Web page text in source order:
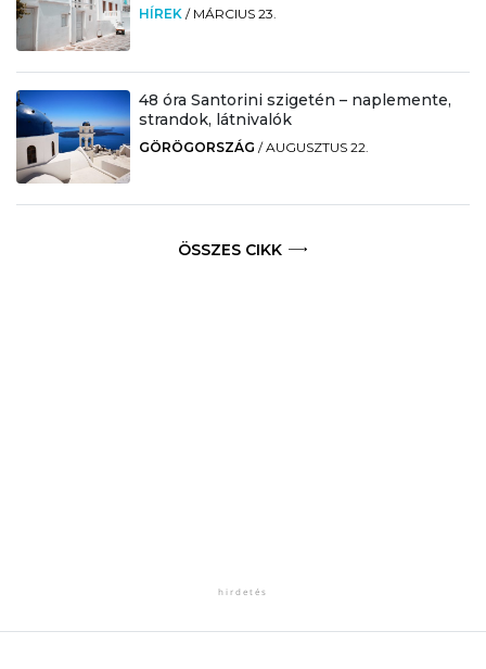
HÍREK / MÁRCIUS 23.
48 óra Santorini szigetén – naplemente,
strandok, látnivalók
GÖRÖGORSZÁG /AUGUSZTUS 22.
ÖSSZES CIKK